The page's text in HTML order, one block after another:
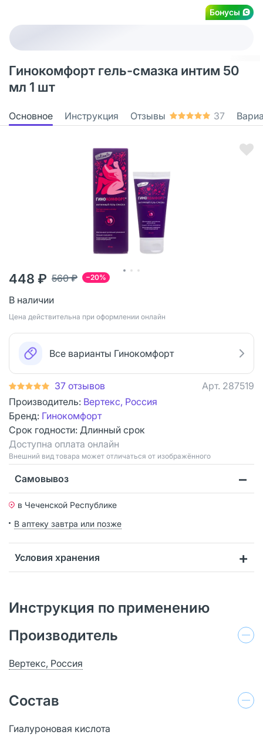
Бонусы
Гинокомфорт гель-смазка интим 50
мл 1 шт
Основное Инструкция Отзывы 37
−20%
560 ₽
448 ₽
В наличии
Цена действительна при оформлении онлайн
Все варианты Гинокомфорт
37 отзывов Арт. 287519
Производитель: Вертекс, Россия
Бренд: Гинокомфорт
Срок годности: Длинный срок
Доступна оплата онлайн
Bнешний вид товара может отличаться от изображённого
Самовывоз
в Чеченской Республике
В аптеку завтра или позже
Условия хранения
Инструкция по применению
Производитель
Вертекс, Россия
Состав
Гиалуроновая кислота